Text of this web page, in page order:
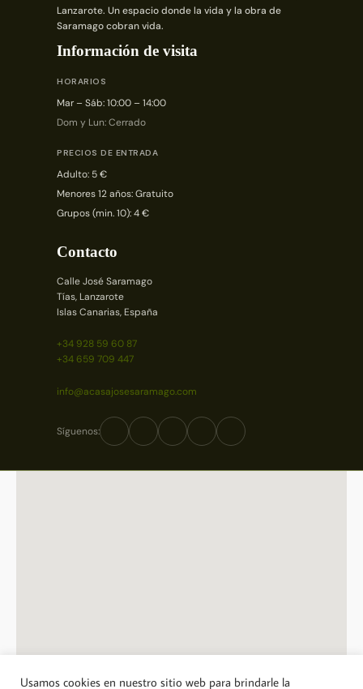
Lanzarote. Un espacio donde la vida y la obra de
Saramago cobran vida.
Información de visita
HORARIOS
Mar – Sáb: 10:00 – 14:00
Dom y Lun: Cerrado
PRECIOS DE ENTRADA
Adulto: 5 €
Menores 12 años: Gratuito
Grupos (min. 10): 4 €
Contacto
Calle José Saramago
Tías, Lanzarote
Islas Canarias, España
+34 928 59 60 87
+34 659 709 447
info@acasajosesaramago.com
Síguenos:
Usamos cookies en nuestro sitio web para brindarle la